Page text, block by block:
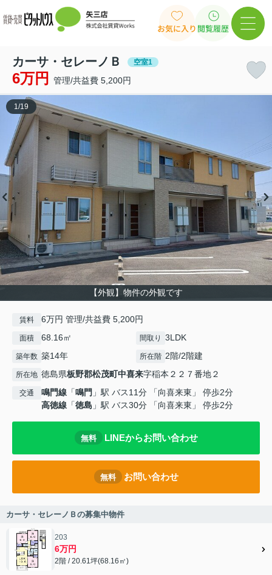
お気に入り 閲覧履歴
カーサ・セレーノＢ 空室1
6万円 管理/共益費 5,200円
【外観】物件の外観です
1/19
賃料 6万円 管理/共益費 5,200円
面積 68.16㎡ 間取り 3LDK
築年数 築14年 所在階 2階/2階建
所在地 徳島県板野郡松茂町中喜来字稲本２２７番地２
交通 鳴門線 「鳴門 」駅 バス11分 「向喜来東」 停歩2分
高徳線 「徳島 」駅 バス30分 「向喜来東」 停歩2分
無料 LINEからお問い合わせ
無料 お問い合わせ
カーサ・セレーノＢの募集中物件
203
6万円
2階 / 20.61坪(68.16㎡)